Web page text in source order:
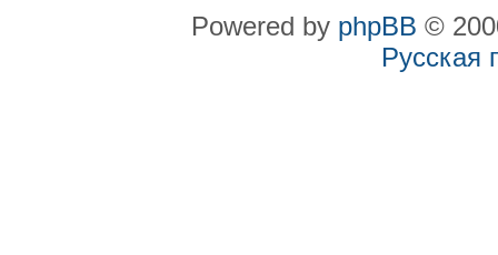
Powered by phpBB ©
Русская